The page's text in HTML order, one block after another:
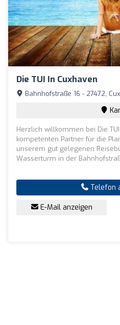
Die TUI In Cuxhaven
Bahnhofstraße 16 - 27472,
Herzlich willkommen bei Die
kompetenten Partner für die
unserem gut gelegenen
Wasserturm in der
Telefon
E-Mail anzeigen